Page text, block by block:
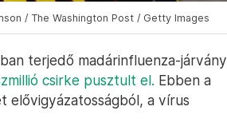
/ The Washington Post / Getty Images
terjedő madárinfluenza-járvány
csirke pusztult el. Ebben a
elővigyázatosságból, a vírus